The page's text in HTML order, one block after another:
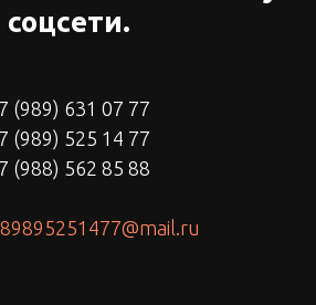
соцсети.
(989) 631 07 77
(989) 525 14 77
(988) 562 85 88
89895251477@mail.ru